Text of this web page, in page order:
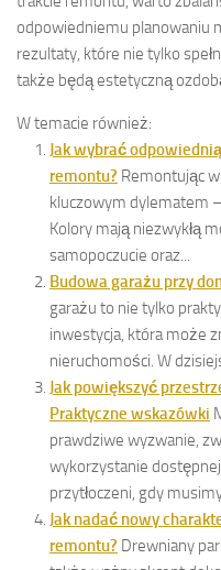
odpowiedniemu planowaniu
rezultaty, które nie tylko
także będą estetyczną
W temacie również:
Jak wybrać
remontu? Remontując
kluczowym dylematem
Kolory mają niezwykłą
samopoczucie oraz...
Budowa garażu przy
garażu to nie tylko
inwestycja, która może
nieruchomości. W
Jak powiększyć
Praktyczne wskazówki
prawdziwe wyzwanie,
wykorzystanie
przytłoczeni, gdy
Jak nadać nowy
remontu? Drewniany